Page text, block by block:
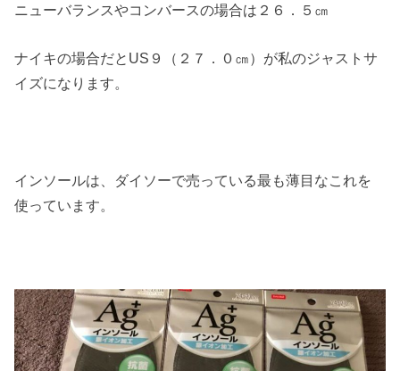
ニューバランスやコンバースの場合は２６．５㎝
ナイキの場合だとUS９（２７．０㎝）が私のジャストサ
イズになります。
インソールは、ダイソーで売っている最も薄目なこれを
使っています。